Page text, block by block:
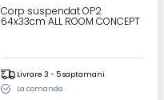
Corp suspendat OP2
64x33cm ALL ROOM CONCEPT
Livrare 3 - 5 saptamani
La comanda